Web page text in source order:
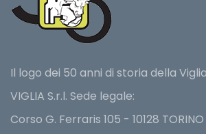
Il logo dei 50 anni di storia della
VIGLIA S.r.l. Sede legale:
Corso G. Ferraris 105 - 10128 TORINO